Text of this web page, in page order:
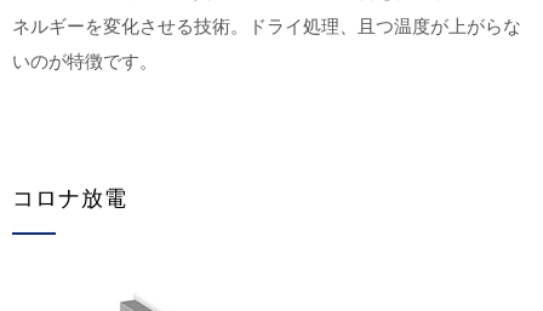
ネルギーを変化させる技術。ドライ処理、且つ温度が上がらな
いのが特徴です。
コロナ放電